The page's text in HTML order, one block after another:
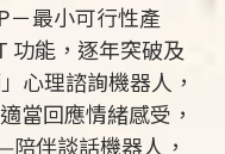
－最小可行性產
功能，逐年突破及
」心理諮詢機器人，
當回應情緒感受，
陪伴談話機器人，